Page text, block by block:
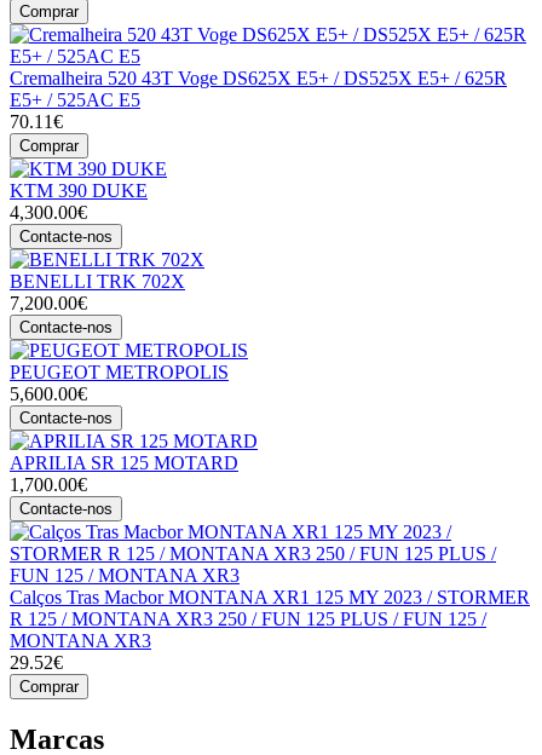
Comprar
Cremalheira 520 43T Voge DS625X E5+ / DS525X E5+ / 625R
E5+ / 525AC E5
70.11€
Comprar
KTM 390 DUKE
4,300.00€
Contacte-nos
BENELLI TRK 702X
7,200.00€
Contacte-nos
PEUGEOT METROPOLIS
5,600.00€
Contacte-nos
APRILIA SR 125 MOTARD
1,700.00€
Contacte-nos
Calços Tras Macbor MONTANA XR1 125 MY 2023 / STORMER
R 125 / MONTANA XR3 250 / FUN 125 PLUS / FUN 125 /
MONTANA XR3
29.52€
Comprar
Marcas